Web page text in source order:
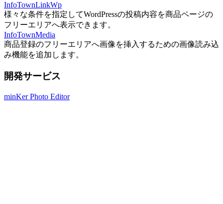
InfoTownLinkWp
様々な条件を指定してWordPressの投稿内容を商品ページの
フリーエリアへ表示できます。
InfoTownMedia
商品登録のフリーエリアへ画像を挿入するための画像読み込
み機能を追加します。
開発サービス
minKer Photo Editor